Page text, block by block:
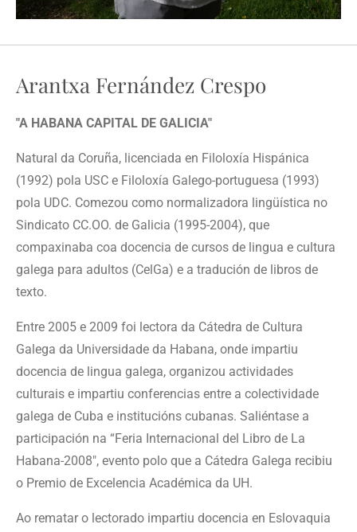
Arantxa Fernández Crespo
"A HABANA CAPITAL DE GALICIA"
Natural da Coruña, licenciada en Filoloxía Hispánica
(1992) pola USC e Filoloxía Galego-portuguesa (1993)
pola UDC. Comezou como normalizadora lingüística no
Sindicato CC.OO. de Galicia (1995-2004), que
compaxinaba coa docencia de cursos de lingua e cultura
galega para adultos (CelGa) e a tradución de libros de
texto.
Entre 2005 e 2009 foi lectora da Cátedra de Cultura
Galega da Universidade da Habana, onde impartiu
docencia de lingua galega, organizou actividades
culturais e impartiu conferencias entre a colectividade
galega de Cuba e institucións cubanas. Saliéntase a
participación na “Feria Internacional del Libro de La
Habana-2008", evento polo que a Cátedra Galega recibiu
o Premio de Excelencia Académica da UH.
Ao rematar o lectorado impartiu docencia en Eslovaquia